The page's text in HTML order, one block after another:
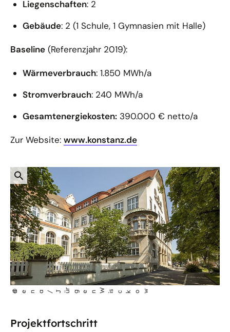
Liegenschaften: 2
Gebäude: 2 (1 Schule, 1 Gymnasien mit Halle)
Baseline (Referenzjahr 2019):
Wärmeverbrauch: 1.850 MWh/a
Stromverbrauch: 240 MWh/a
Gesamtenergiekosten: 390.000 € netto/a
Zur Website: www.konstanz.de
öffnet
einer
©
dena/Jü r
gen W
i
s
cko w
Projektfortschritt